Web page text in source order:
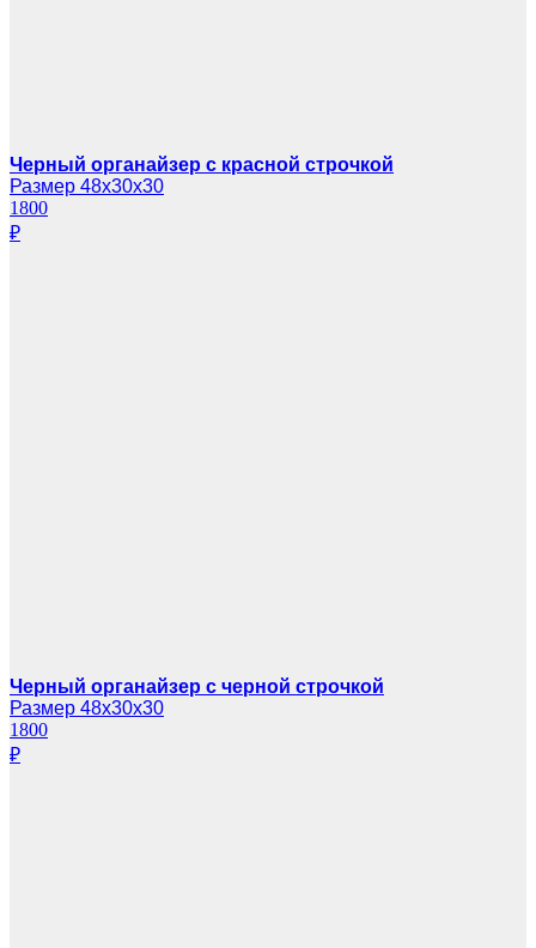
Черный органайзер с красной строчкой
Размер 48х30х30
1800
₽
Черный органайзер с черной строчкой
Размер 48х30х30
1800
₽